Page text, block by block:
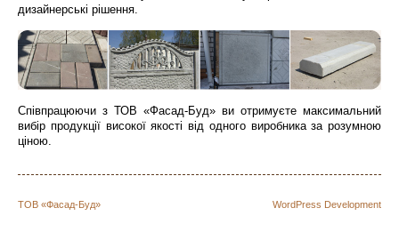
дизайнерські рішення.
Співпрацюючи з ТОВ «Фасад-Буд» ви отримуєте максимальний
вибір продукції високої якості від одного виробника за розумною
ціною.
ТОВ «Фасад-Буд» WordPress Development